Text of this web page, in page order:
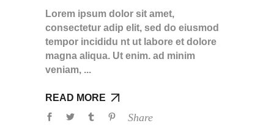
Lorem ipsum dolor sit amet,
consectetur adip elit, sed do eiusmod
tempor incididu nt ut labore et dolore
magna aliqua. Ut enim. ad minim
veniam,
READ MORE
Share